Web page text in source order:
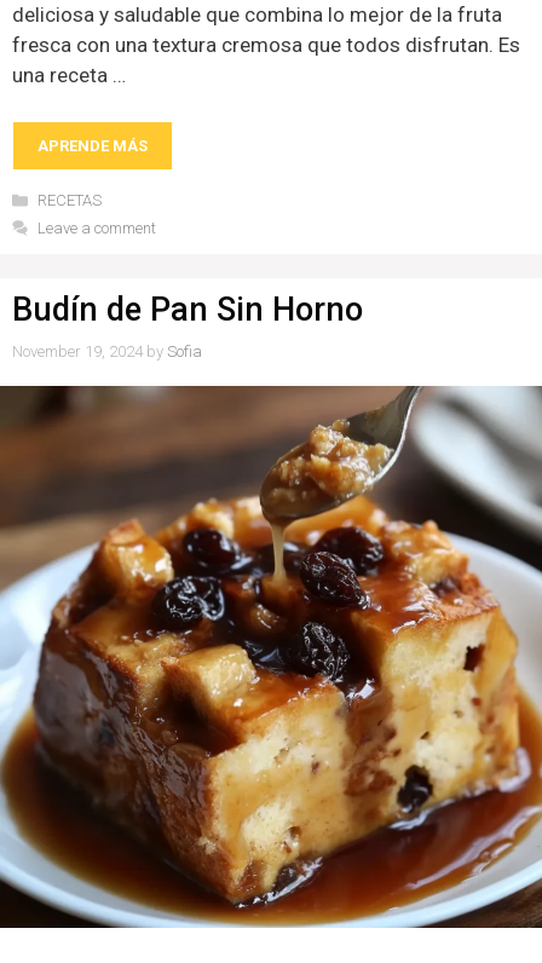
deliciosa y saludable que combina lo mejor de la fruta
fresca con una textura cremosa que todos disfrutan. Es
una receta …
APRENDE MÁS
Categories
RECETAS
Leave a comment
Budín de Pan Sin Horno
November 19, 2024 by Sofia